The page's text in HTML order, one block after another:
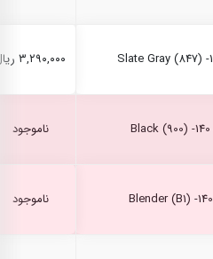
۳,۲۹۰,۰۰۰ ریال
ناموجود
ناموجود